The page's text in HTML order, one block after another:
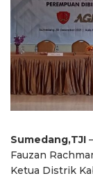
Sumedang,TJI
Fauzan
Ketua Distrik